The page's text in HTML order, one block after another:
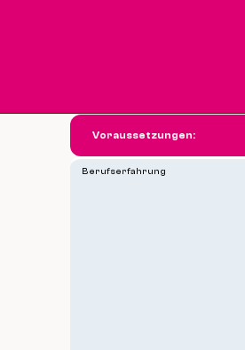
Voraussetzungen:
Berufserfahrung